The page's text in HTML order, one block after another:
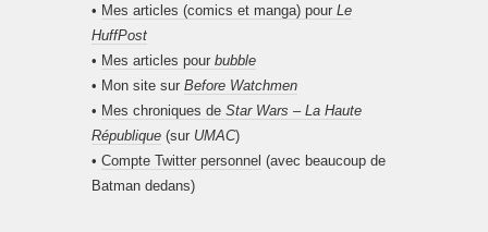
• Mes articles (comics et manga) pour Le
HuffPost
• Mes articles pour bubble
• Mon site sur Before Watchmen
• Mes chroniques de Star Wars – La Haute
République (sur UMAC)
• Compte Twitter personnel (avec beaucoup de
Batman dedans)